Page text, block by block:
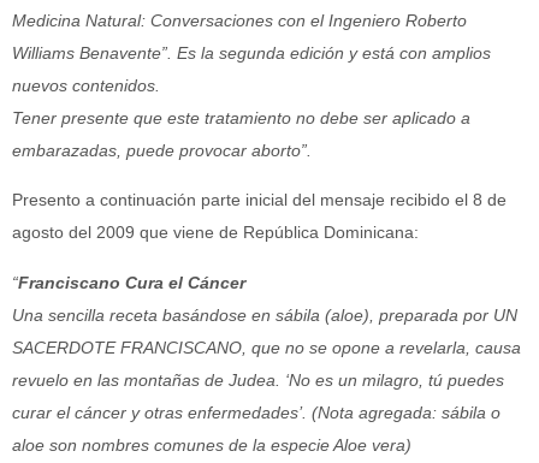
Medicina Natural: Conversaciones con el Ingeniero Roberto
Williams Benavente”. Es la segunda edición y está con amplios
nuevos contenidos.
Tener presente que este tratamiento no debe ser aplicado a
embarazadas, puede provocar aborto”.
Presento a continuación parte inicial del mensaje recibido el 8 de
agosto del 2009 que viene de República Dominicana:
“Franciscano Cura el Cáncer
Una sencilla receta basándose en sábila (aloe), preparada por UN
SACERDOTE FRANCISCANO, que no se opone a revelarla, causa
revuelo en las montañas de Judea. ‘No es un milagro, tú puedes
curar el cáncer y otras enfermedades’. (Nota agregada: sábila o
aloe son nombres comunes de la especie Aloe vera)